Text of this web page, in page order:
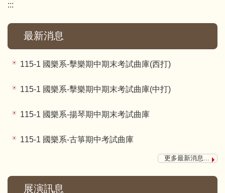
:::
最新消息
115-1 國樂系-擊樂期中期末考試曲庫(西打)
115-1 國樂系-擊樂期中期末考試曲庫(中打)
115-1 國樂系-揚琴期中期末考試曲庫
115-1 國樂系-古箏期中考試曲庫
更多最新消息...
展演訊息